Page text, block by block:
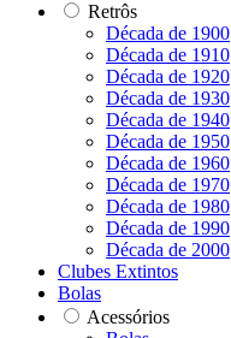
Retrôs
Década de 1900
Década de 1910
Década de 1920
Década de 1930
Década de 1940
Década de 1950
Década de 1960
Década de 1970
Década de 1980
Década de 1990
Década de 2000
Clubes Extintos
Bolas
Acessórios